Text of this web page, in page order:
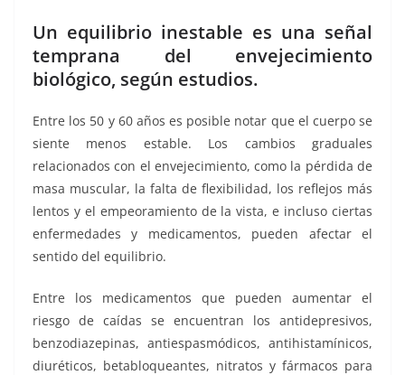
Un equilibrio inestable es una señal
temprana del envejecimiento
biológico, según estudios.
Entre los 50 y 60 años es posible notar que el cuerpo se
siente menos estable. Los cambios graduales
relacionados con el envejecimiento, como la pérdida de
masa muscular, la falta de flexibilidad, los reflejos más
lentos y el empeoramiento de la vista, e incluso ciertas
enfermedades y medicamentos, pueden afectar el
sentido del equilibrio.
Entre los medicamentos que pueden aumentar el
riesgo de caídas se encuentran los antidepresivos,
benzodiazepinas, antiespasmódicos, antihistamínicos,
diuréticos, betabloqueantes, nitratos y fármacos para